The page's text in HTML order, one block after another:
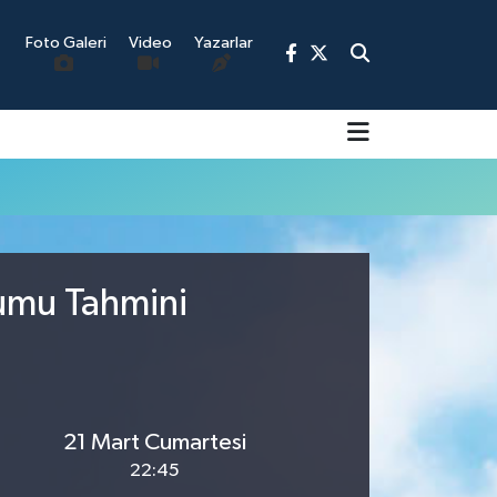
Foto Galeri Video Yazarlar
Tahmini
21 Mart Cumartesi
22:45